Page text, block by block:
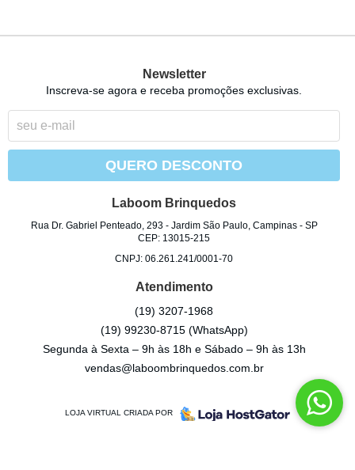
Newsletter
Inscreva-se agora e receba promoções exclusivas.
QUERO DESCONTO
Laboom Brinquedos
Rua Dr. Gabriel Penteado, 293- Jardim São Paulo, Campinas- SP
CEP: 13015-215
CNPJ: 06.261.241/0001-70
Atendimento
(19) 3207-1968
(19) 99230-8715 (WhatsApp)
Segunda à Sexta – 9h às 18h e Sábado – 9h às 13h
vendas@laboombrinquedos.com.br
LOJA VIRTUAL CRIADA POR